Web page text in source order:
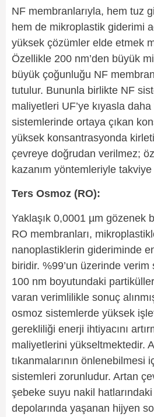
NF membranlarıyla, hem tuz
hem de mikroplastik giderimi
yüksek çözümler elde etmek
Özellikle 200 nm’den büyük
büyük çoğunluğu NF
tutulur. Bununla birlikte NF
maliyetleri UF’ye kıyasla
sistemlerinde ortaya çıkan
yüksek konsantrasyonda
çevreye doğrudan verilmez;
kazanım yöntemleriyle
Ters Osmoz (RO):
Yaklaşık 0,0001 µm gözenek
RO membranları,
nanoplastiklerin gideriminde
biridir. %99’un üzerinde verim
100 nm boyutundaki
varan verimlilikle sonuç
osmoz sistemlerde yüksek
gerekliliği enerji ihtiyacını
maliyetlerini yükseltmektedir.
tıkanmalarının önlenebilmesi
sistemleri zorunludur. Artan
şebeke suyu nakil
depolarında yaşanan hijyen